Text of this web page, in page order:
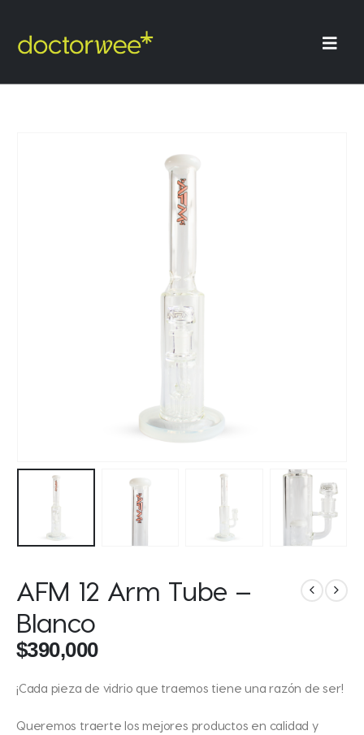
AFM 12 Arm Tube –
Blanco
$390,000
¡Cada pieza de vidrio que traemos tiene una razón de ser!
Queremos traerte los mejores productos en calidad y